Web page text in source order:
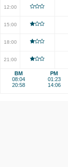
12:00
15:00
18:00
21:00
BM
08:04
20:58
PM
01:23
14:06